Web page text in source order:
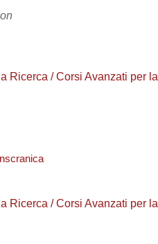
Ricerca / Corsi Avanzati per
Ricerca / Corsi Avanzati per